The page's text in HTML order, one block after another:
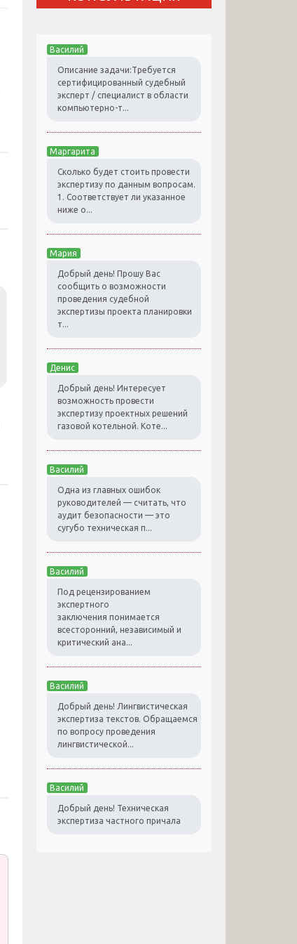
Василий
Описание задачи:Требуется
сертифицированный судебный
эксперт / специалист в области
компьютерно-т...
Маргарита
Сколько будет стоить провести
экспертизу по данным вопросам.
1. Соответствует ли указанное
ниже о...
Мария
Добрый день! Прошу Вас
сообщить о возможности
проведения судебной
экспертизы проекта планировки
т...
Денис
Добрый день! Интересует
возможность провести
экспертизу проектных решений
газовой котельной. Коте...
Василий
Одна из главных ошибок
руководителей — считать, что
аудит безопасности — это
сугубо техническая п...
Василий
Под рецензированием
экспертного
заключения понимается
всесторонний, независимый и
критический ана...
Василий
Добрый день! Лингвистическая
экспертиза текстов. Обращаемся
по вопросу проведения
лингвистической...
Василий
Добрый день! Техническая
экспертиза частного причала